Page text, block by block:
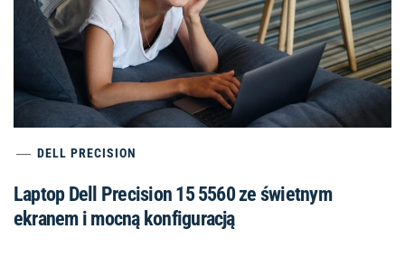
DELL PRECISION
Laptop Dell Precision 15 5560 ze świetnym
ekranem i mocną konfiguracją